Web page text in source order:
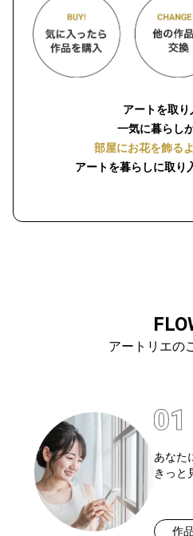
アートを取り
一気に暮らし
部屋にお花を飾る
アートを暮らしに取り
アートリエの
あなた
きっと
作